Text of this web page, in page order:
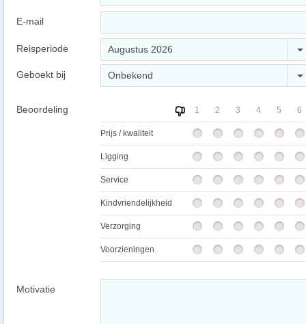
E-mail
Reisperiode Augustus 2026
Geboekt bij Onbekend
Beoordeling 1 2 3 4 5 6
Prijs / kwaliteit
Ligging
Service
Kindvriendelijkheid
Verzorging
Voorzieningen
Motivatie